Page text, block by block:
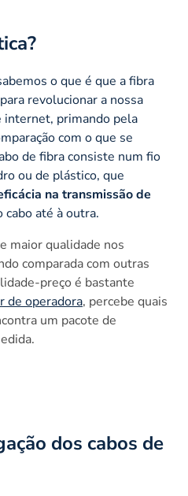
o que é que a fibra
revolucionar a nossa
internet, primando pela
com o que se
de fibra consiste num fio
ou de plástico, que
na transmissão de
cabo até à outra.
maior qualidade nos
comparada com outras
preço é bastante
de operadora, percebe quais
um pacote de
dos cabos de